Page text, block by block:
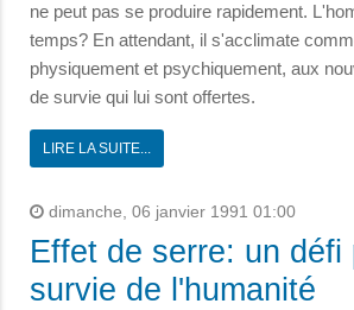
ne peut pas se produire rapidement.
temps? En attendant, il s'acclimate
physiquement et psychiquement, aux
de survie qui lui sont offertes.
LIRE LA SUITE...
dimanche, 06 janvier 1991 01:00
Effet de serre: un défi
survie de l'humanité